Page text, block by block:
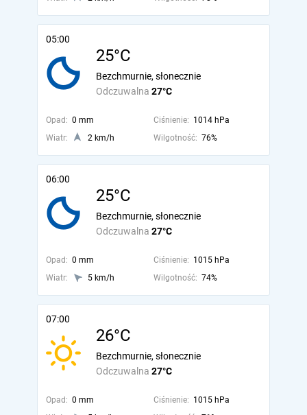
05:00
25°C
Odczuwalna 27°C
Bezchmurnie, słonecznie
Opad: 0 mm Ciśnienie: 1014 hPa
Wiatr:
2 km/h Wilgotność: 76%
06:00
25°C
Odczuwalna 27°C
Bezchmurnie, słonecznie
Opad: 0 mm Ciśnienie: 1015 hPa
Wiatr:
5 km/h Wilgotność: 74%
07:00
26°C
Odczuwalna 27°C
Bezchmurnie, słonecznie
Opad: 0 mm Ciśnienie: 1015 hPa